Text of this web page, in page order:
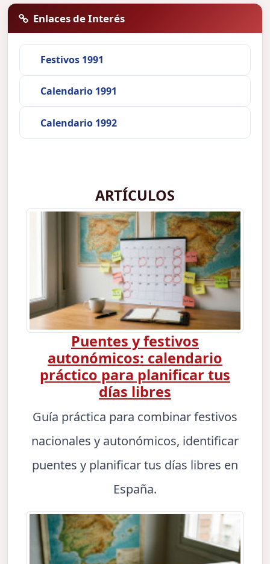
Enlaces de Interés
Festivos 1991
Calendario 1991
Calendario 1992
ARTÍCULOS
Puentes y festivos
autonómicos: calendario
práctico para planificar tus
días libres
Guía práctica para combinar festivos
nacionales y autonómicos, identificar
puentes y planificar tus días libres en
España.